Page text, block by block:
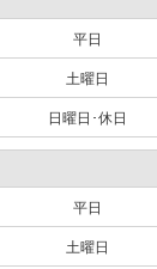
平日
土曜日
日曜日･休日
平日
土曜日